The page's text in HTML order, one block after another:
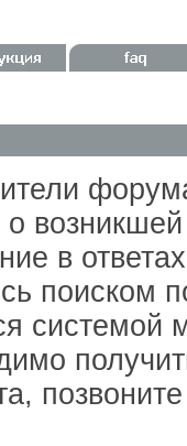
в
поиском
системой